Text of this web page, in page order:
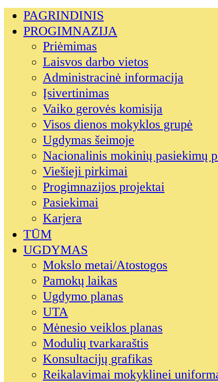
PAGRINDINIS
PROGIMNAZIJA
Priėmimas
Laisvos darbo vietos
Administracinė informacija
Įsivertinimas
Vaiko gerovės komisija
Visos dienos mokyklos grupė
Ugdymas šeimoje
Nacionalinis mokinių pasiekimų
Viešieji pirkimai
Progimnazijos projektai
Pasiekimai
Karjera
TŪM
UGDYMAS
Mokslo metai/Atostogos
Pamokų laikas
Ugdymo planas
UTA
Mėnesio veiklos planas
Modulių tvarkaraštis
Konsultacijų grafikas
Reikalavimai mokyklinei